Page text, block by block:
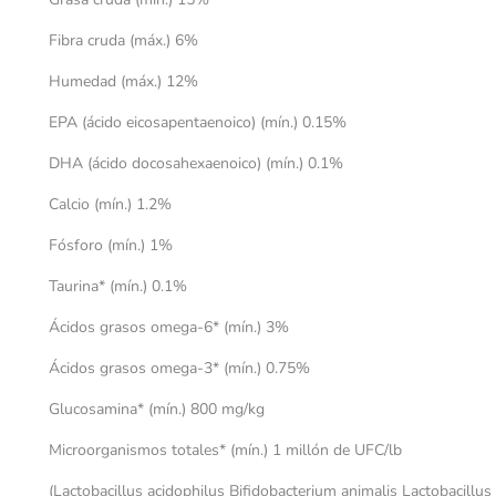
Fibra cruda (máx.) 6%
Humedad (máx.) 12%
EPA (ácido eicosapentaenoico) (mín.) 0.15%
DHA (ácido docosahexaenoico) (mín.) 0.1%
Calcio (mín.) 1.2%
Fósforo (mín.) 1%
Taurina* (mín.) 0.1%
Ácidos grasos omega-6* (mín.) 3%
Ácidos grasos omega-3* (mín.) 0.75%
Glucosamina* (mín.) 800 mg/kg
Microorganismos totales* (mín.) 1 millón de UFC/lb
(Lactobacillus acidophilus Bifidobacterium animalis Lactobacillus